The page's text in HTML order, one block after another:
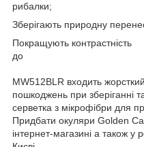
рибалки;
Зберігають природну
Покращують контрастність
до
MW512BLR входить
пошкоджень при зберіганні
серветка з мікрофібри для
Придбати окуляри Golden
інтернет-магазині а також у